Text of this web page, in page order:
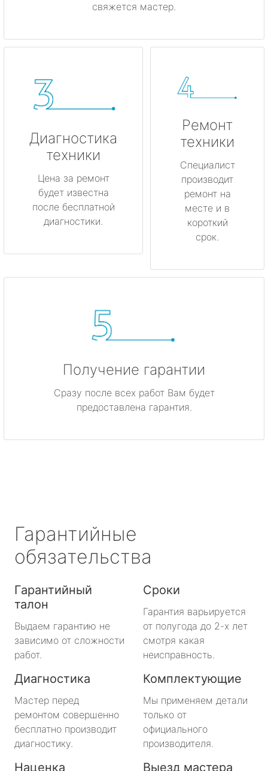
свяжется мастер.
Диагностика
техники
Цена за ремонт
будет известна
после бесплатной
диагностики.
Ремонт
техники
Специалист
производит
ремонт на
месте и в
короткий
срок.
Получение гарантии
Сразу после всех работ Вам будет
предоставлена гарантия.
Гарантийные
обязательства
Гарантийный
талон
Выдаем гарантию не
зависимо от сложности
работ.
Сроки
Гарантия варьируется
от полугода до 2-х лет
смотря какая
неисправность.
Диагностика
Мастер перед
ремонтом совершенно
бесплатно производит
диагностику.
Комплектующие
Мы применяем детали
только от
официального
производителя.
Наценка Выезд мастера